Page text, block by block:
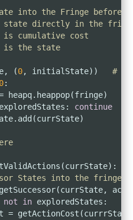
into the Fringe before
state directly in the
cumulative cost
is the state
(
0
#
0:
continue
States into the fringe
not in exploredStates:
=